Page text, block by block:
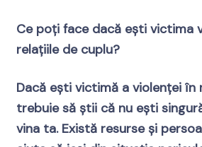
Ce poți face dacă ești victima
relațiile de cuplu?
Dacă ești victimă a violenței în
trebuie să știi că nu ești
vina ta. Există resurse și